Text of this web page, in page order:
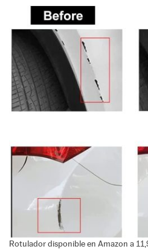
Rotulador disponible en Amazon a